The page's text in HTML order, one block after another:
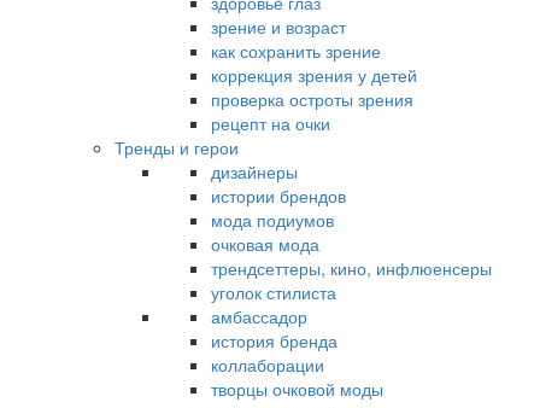
зрение и возраст
как сохранить зрение
коррекция зрения у детей
проверка остроты зрения
рецепт на очки
Тренды и герои
дизайнеры
истории брендов
мода подиумов
очковая мода
трендсеттеры, кино, инфлюенсеры
уголок стилиста
амбассадор
история бренда
коллаборации
творцы очковой моды